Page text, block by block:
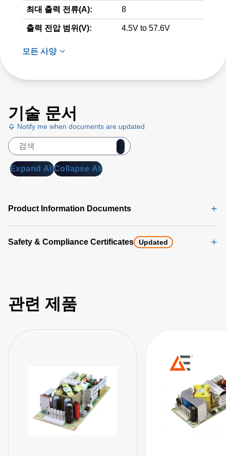
최대 출력 전류(A): 8
출력 전압 범위(V): 4.5V to 57.6V
모든 사양
기술 문서
Notify me when documents are updated
Expand AllCollapse All
Product Information Documents
Safety & Compliance Certificates Updated
관련 제품